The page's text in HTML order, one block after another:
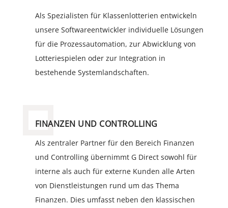
Als Spezialisten für Klassenlotterien entwickeln
unsere Softwareentwickler individuelle Lösungen
für die Prozessautomation, zur Abwicklung von
Lotteriespielen oder zur Integration in
bestehende Systemlandschaften.
FINANZEN UND CONTROLLING
Als zentraler Partner für den Bereich Finanzen
und Controlling übernimmt G Direct sowohl für
interne als auch für externe Kunden alle Arten
von Dienstleistungen rund um das Thema
Finanzen. Dies umfasst neben den klassischen